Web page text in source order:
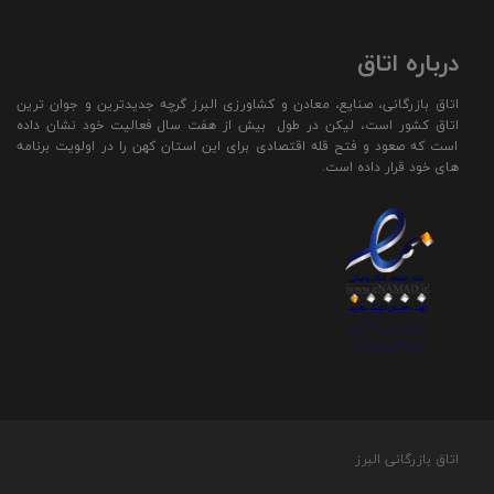
درباره اتاق
اتاق بازرگانی، صنایع، معادن و کشاورزی البرز گرچه جدیدترین و جوان ترین
اتاق کشور است، لیکن در طول بیش از هفت سال فعالیت خود نشان داده
است که صعود و فتح قله اقتصادی برای این استان کهن را در اولویت برنامه
های خود قرار داده است.
اتاق بازرگانی البرز